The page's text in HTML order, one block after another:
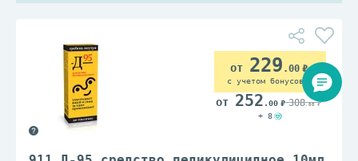
229 .00
с учетом бонусов
252 .00 308.00
+ 8